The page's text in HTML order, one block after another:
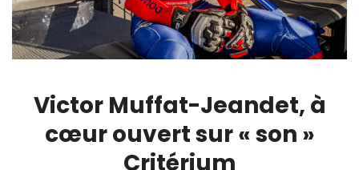
Victor Muffat-Jeandet, à
cœur ouvert sur « son »
Critérium